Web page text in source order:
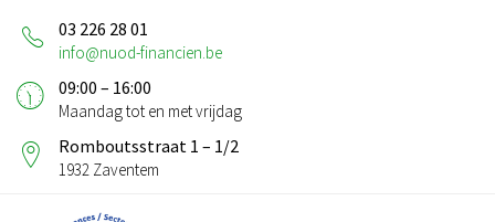
03 226 28 01
info@nuod-financien.be
09:00 – 16:00
Maandag tot en met vrijdag
Romboutsstraat 1 – 1/2
1932 Zaventem